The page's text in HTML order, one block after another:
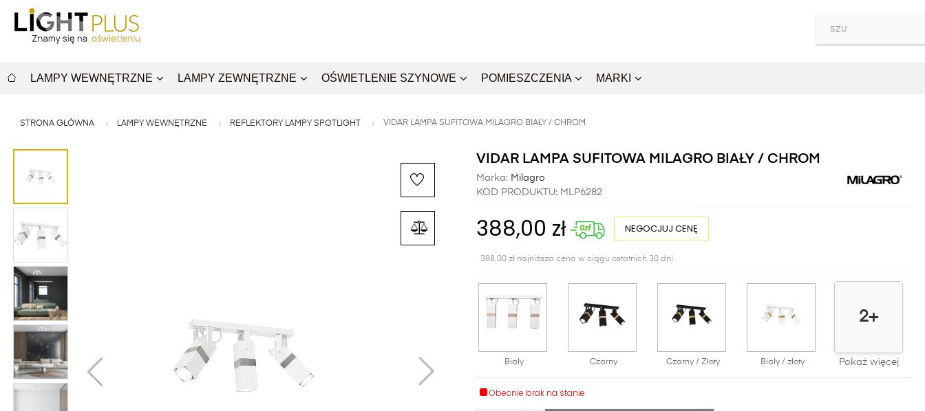
LAMPY WEWNĘTRZNE LAMPY ZEWNĘTRZNE OŚWIETLENIE SZYNOWE POMIESZCZENIA MARKI
STRONA GŁÓWNA LAMPY WEWNĘTRZNE REFLEKTORY LAMPY SPOTLIGHT VIDAR LAMPA SUFITOWA MILAGRO BIAŁY / CHROM
VIDAR LAMPA SUFITOWA MILAGRO BIAŁY / CHROM
Marka: Milagro
KOD PRODUKTU: MLP6282
388,00 zł NEGOCJUJ CENĘ
388,00 zł najniższa cena w ciągu ostatnich 30 dni
Biały Czarny Czarny / Złoty Biały / złoty
2+
Pokaż więcej
Obecnie brak na stanie